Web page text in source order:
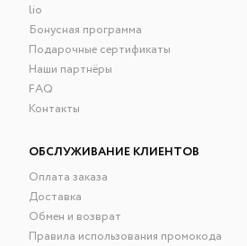
lio
Бонусная программа
Подарочные сертификаты
Наши партнёры
FAQ
Контакты
ОБСЛУЖИВАНИЕ КЛИЕНТОВ
Оплата заказа
Доставка
Обмен и возврат
Правила использования промокода